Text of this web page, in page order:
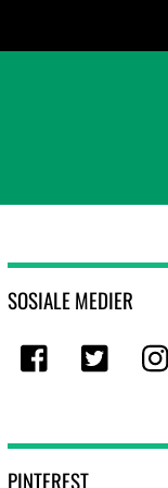
SOSIALE MEDIER
Facebook Twitter
PINTEREST